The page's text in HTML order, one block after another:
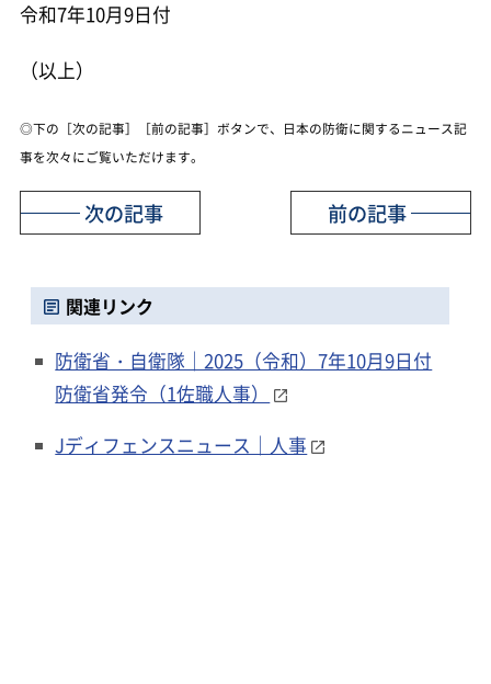
令和7年10月9日付
（以上）
◎下の［次の記事］［前の記事］ボタンで、日本の防衛に関するニュース記
事を次々にご覧いただけます。
前の記事
次の記事
関連リンク
防衛省・自衛隊｜2025（令和）7年10月9日付
防衛省発令（1佐職人事）
Jディフェンスニュース｜人事